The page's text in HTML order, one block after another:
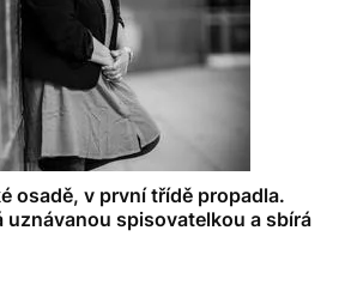
osadě, v první třídě propadla.
uznávanou spisovatelkou a sbírá